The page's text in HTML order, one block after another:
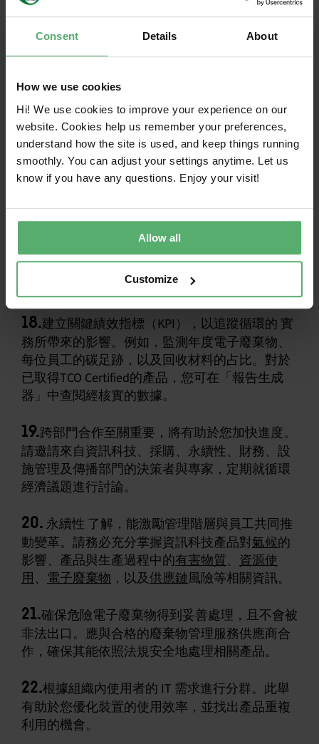
Consent Details About
How we use cookies
Hi! We use cookies to improve your experience on our
website. Cookies help us remember your preferences,
understand how the site is used, and keep things running
smoothly. You can adjust your settings anytime. Let us
know if you have any questions. Enjoy your visit!
Allow all
Customize
讓組織的其他成員參與進來
15.評估現況，以釐清可在哪些環節及如何導入循
環的 。一個好的起點是訪談參與資訊科技採購與
管理的人員。
16.應留意循環的 實務可能對員工造成的影响，
並在流程初期即讓員工參與其中。制定一套循環
任務的實際需求之間取得平衡。
透過釐清循環經濟的效益（例如減輕氣候影
響、減少電子廢棄物、提升營運績效，以及降低
資訊科技管理成本），制定明確的激勵措施。
18.建立關鍵績效指標（KPI），以追蹤循環的 實
務所帶來的影響。例如，監測年度電子廢棄物、
每位員工的碳足跡，以及回收材料的占比。對於
已取得TCO Certified的產品，您可在「報告生成
器」中查閱經核實的數據。
19.跨部門合作至關重要，將有助於您加快進度。
請邀請來自資訊科技、採購、永續性、財務、設
施管理及傳播部門的決策者與專家，定期就循環
經濟議題進行討論。
20. 永續性 了解，能激勵管理階層與員工共同推
動變革。請務必充分掌握資訊科技產品對氣候的
影響、產品與生產過程中的有害物質、 資源使
用、 電子廢棄物，以及供應鏈風險等相關資訊。
21.確保危險電子廢棄物得到妥善處理，且不會被
非法出口。應與合格的廢棄物管理服務供應商合
作，確保其能依照法規安全地處理相關產品。
22.根據組織內使用者的 IT 需求進行分群。此舉
有助於您優化裝置的使用效率，並找出產品重複
利用的機會。